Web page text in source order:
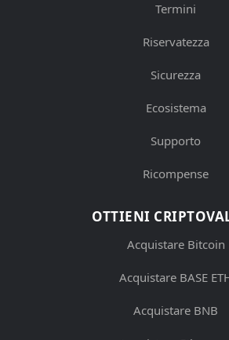
Termini
Riservatezza
Sicurezza
Ecosistema
Supporto
Ricompense
OTTIENI
Acquistare Bitcoin
Acquistare BASE
Acquistare BNB